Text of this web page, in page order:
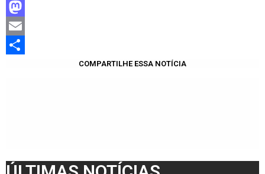
Facebook
Mastodon
Email
COMPARTILHE ESSA NOTÍCIA